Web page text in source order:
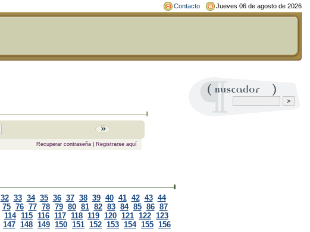
Contacto Jueves 06 de agosto de 2026
Recuperar contraseña| Registrarse aquí
32 33 34 35 36 37 38 39 40 41 42 43 44
75 76 77 78 79 80 81 82 83 84 85 86 87
114 115 116 117 118 119 120 121 122 123
147 148 149 150 151 152 153 154 155 156